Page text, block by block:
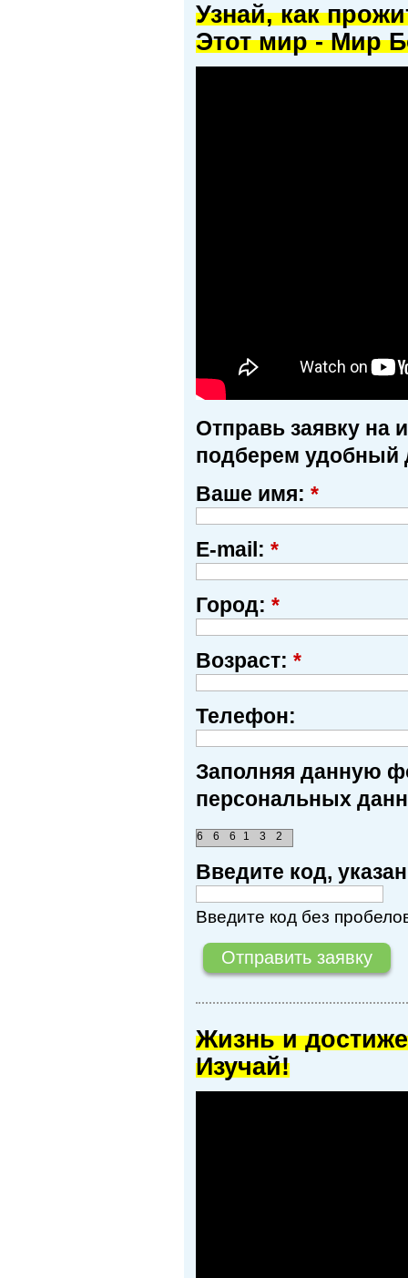
Узнай, как
Этот мир - Мир
Отправь заявку на
подберем удобный
Ваше имя: *
E-mail: *
Город: *
Возраст: *
Телефон:
Заполняя данную
персональных
6
6
6 2
3
1
Введите код,
Введите код без
Жизнь и
Изучай!